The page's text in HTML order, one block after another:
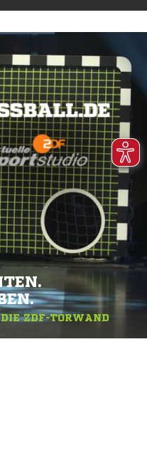
ZDF-TORWAND